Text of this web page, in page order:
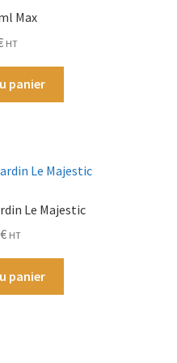
Max
HT
panier
Le Majestic
€ HT
panier